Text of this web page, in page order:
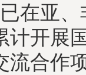
在亚
计开展
流合作